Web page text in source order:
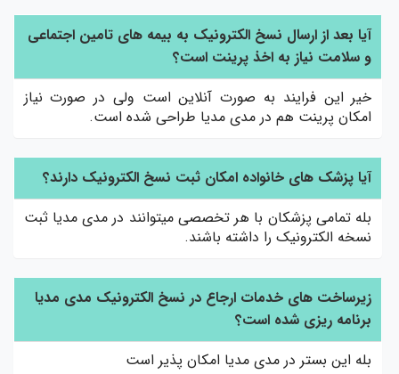
آیا بعد از ارسال نسخ الکترونیک به بیمه های تامین اجتماعی
و سلامت نیاز به اخذ پرینت است؟
خیر این فرایند به صورت آنلاین است ولی در صورت نیاز
امکان پرینت هم در مدی مدیا طراحی شده است.
آیا پزشک های خانواده امکان ثبت نسخ الکترونیک دارند؟
بله تمامی پزشکان با هر تخصصی میتوانند در مدی مدیا ثبت
نسخه الکترونیک را داشته باشند.
زیرساخت های خدمات ارجاع در نسخ الکترونیک مدی مدیا
برنامه ریزی شده است؟
بله این بستر در مدی مدیا امکان پذیر است